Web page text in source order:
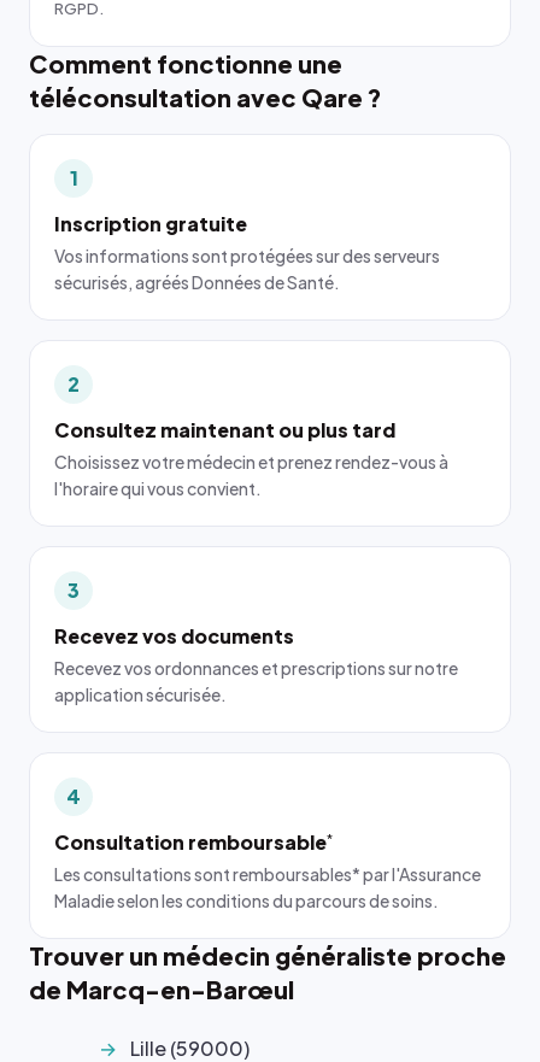
RGPD.
Comment fonctionne une
téléconsultation avec Qare ?
1
Inscription gratuite
Vos informations sont protégées sur des serveurs
sécurisés, agréés Données de Santé.
2
Consultez maintenant ou plus tard
Choisissez votre médecin et prenez rendez-vous à
l'horaire qui vous convient.
3
Recevez vos documents
Recevez vos ordonnances et prescriptions sur notre
application sécurisée.
4
Consultation remboursable*
Les consultations sont remboursables* par l'Assurance
Maladie selon les conditions du parcours de soins.
Trouver un médecin généraliste proche
de Marcq-en-Barœul
Lille (59000)